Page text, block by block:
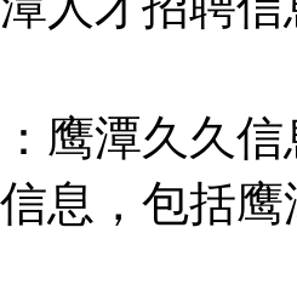
鹰潭久久
息，包括